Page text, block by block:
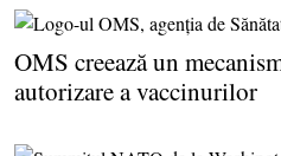
OMS creează un
autorizare a vaccinurilor